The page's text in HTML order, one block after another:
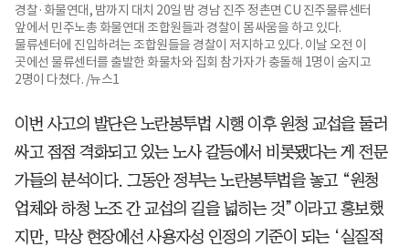
경찰·화물연대, 밤까지 대치 20일 밤 경남 진주 정촌면 CU 진주물류센터
앞에서 민주노총 화물연대 조합원들과 경찰이 몸싸움을 하고 있다.
물류센터에 진입하려는 조합원들을 경찰이 저지하고 있다. 이날 오전 이
곳에선 물류센터를 출발한 화물차와 집회 참가자가 충돌해 1명이 숨지고
2명이 다쳤다. /뉴스1
이번 사고의 발단은 노란봉투법 시행 이후 원청 교섭을 둘러
싸고 점점 격화되고 있는 노사 갈등에서 비롯됐다는 게 전문
가들의 분석이다. 그동안 정부는 노란봉투법을 놓고 “원청
업체와 하청 노조 간 교섭의 길을 넓히는 것”이라고 홍보했
지만, 막상 현장에선 사용자성 인정의 기준이 되는 ‘실질적